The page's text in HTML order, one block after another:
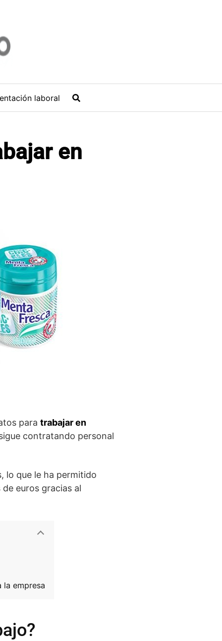
laboral
en
para trabajar en
contratando personal
lo que le ha permitido
euros gracias al
la empresa